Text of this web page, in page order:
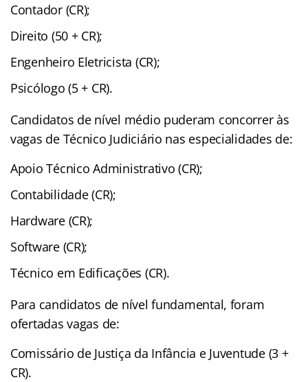
Contador (CR);
Direito (50 + CR);
Engenheiro Eletricista (CR);
Psicólogo (5 + CR).
Candidatos de nível médio puderam concorrer às
vagas de Técnico Judiciário nas especialidades de:
Apoio Técnico Administrativo (CR);
Contabilidade (CR);
Hardware (CR);
Software (CR);
Técnico em Edificações (CR).
Para candidatos de nível fundamental, foram
ofertadas vagas de:
Comissário de Justiça da Infância e Juventude (3 +
CR).